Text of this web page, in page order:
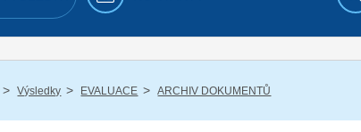
/ Výsledky / EVALUACE / ARCHIV DOKUMENTŮ